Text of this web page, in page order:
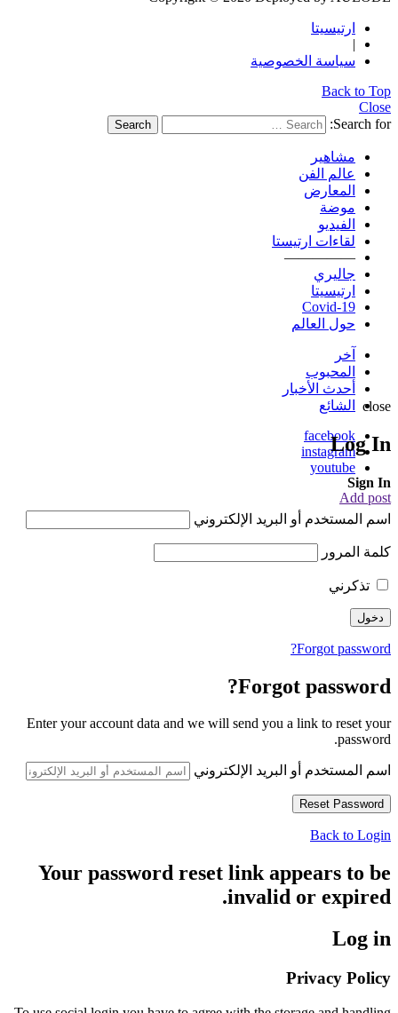
ارتيسيتا
|
سياسة الخصوصية
Back to Top
Close
Search for:
Search
مشاهير
عالم الفن
المعارض
موضة
الفيديو
لقاءات ارتيستا
—————
جاليري
ارتيسيتا
Covid-19
حول العالم
آخر
المحبوب
أحدث الأخبار
الشائع
facebook
instagram
youtube
Add post
close
Log In
Sign In
اسم المستخدم أو البريد الإلكتروني
كلمة المرور
تذكرني
Forgot password?
Forgot password?
Enter your account data and we will send you a link to reset your
password.
اسم المستخدم أو البريد الإلكتروني
Back to Login
Your password reset link appears to be
invalid or expired.
Log in
Privacy Policy